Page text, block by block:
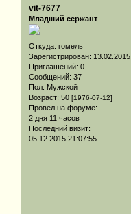
vit-7677
Младший сержант
Откуда: гомель
Зарегистрирован: 13.02.2015
Приглашений: 0
Сообщений: 37
Пол: Мужской
Возраст: 50 [1976-07-12]
Провел на форуме:
2 дня 11 часов
Последний визит:
05.12.2015 21:07:55